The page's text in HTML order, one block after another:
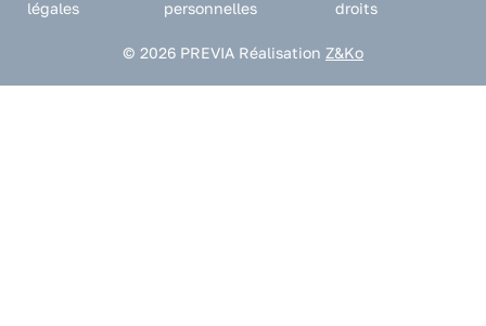
légales personnelles droits
© 2026 PREVIA Réalisation Z&Ko